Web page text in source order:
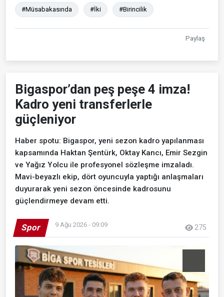
#Müsabakasında #İki #Birincilik
Paylaş
Bigaspor’dan peş peşe 4 imza!
Kadro yeni transferlerle
güçleniyor
Haber spotu: Bigaspor, yeni sezon kadro yapılanması
kapsamında Haktan Şentürk, Oktay Kancı, Emir Sezgin
ve Yağız Yolcu ile profesyonel sözleşme imzaladı.
Mavi-beyazlı ekip, dört oyuncuyla yaptığı anlaşmaları
duyurarak yeni sezon öncesinde kadrosunu
güçlendirmeye devam etti.
Spor 9 Ağu 2026 - 09:09 275